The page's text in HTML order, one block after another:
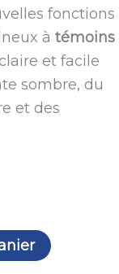
fonctions
à témoins
et facile
sombre, du
et des